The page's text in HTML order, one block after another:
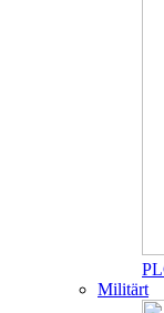
Militärt